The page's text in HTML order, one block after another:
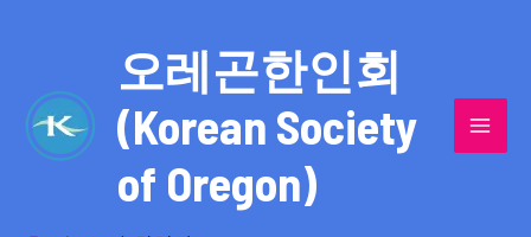
오레곤한인회
(Korean Society
of Oregon)
반세기의 세월을 품고 동포사회를 섬겨온